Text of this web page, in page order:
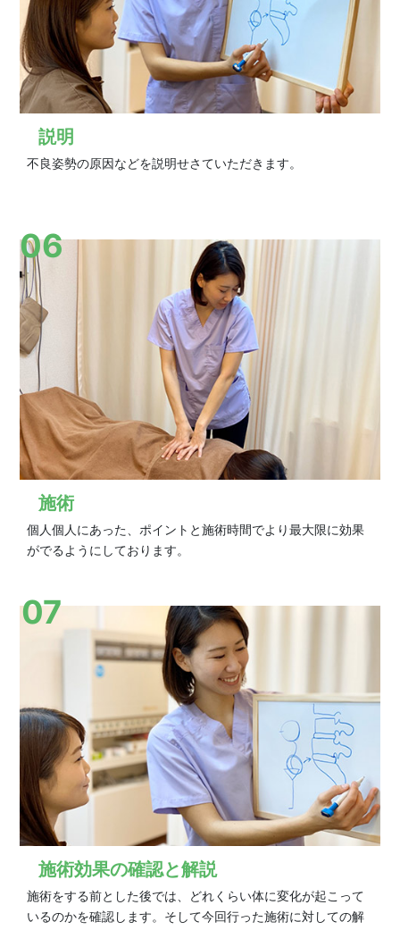
説明
不良姿勢の原因などを説明せさていただきます。
06
施術
個人個人にあった、ポイントと施術時間でより最大限に効果
がでるようにしております。
07
施術効果の確認と解説
施術をする前とした後では、どれくらい体に変化が起こって
いるのかを確認します。そして今回行った施術に対しての解